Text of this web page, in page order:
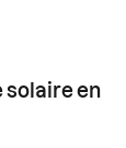
solaire en